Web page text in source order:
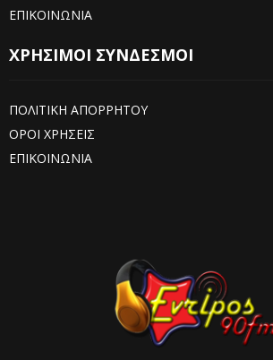
ΕΠΙΚΟΙΝΩΝΙΑ
ΧΡΗΣΙΜΟΙ ΣΥΝΔΕΣΜΟΙ
ΠΟΛΙΤΙΚΗ ΑΠΟΡΡΗΤΟΥ
ΟΡΟΙ ΧΡΗΣΕΙΣ
ΕΠΙΚΟΙΝΩΝΙΑ